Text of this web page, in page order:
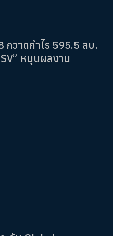
กวาดกำไร 595.5 ลบ.
หนุนผลงาน